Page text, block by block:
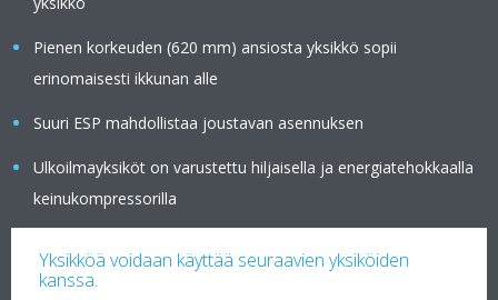
Pienen korkeuden (620 mm) ansiosta yksikkö sopii
erinomaisesti ikkunan alle
Suuri ESP mahdollistaa joustavan asennuksen
Ulkoilmayksiköt on varustettu hiljaisella ja energiatehokkaalla
keinukompressorilla
Yksikköä voidaan käyttää seuraavien yksiköiden
kanssa.